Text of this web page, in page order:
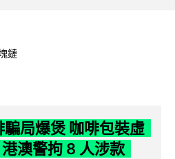
鏈
局爆煲 咖啡包裝虛
澳警拘 8 人涉款